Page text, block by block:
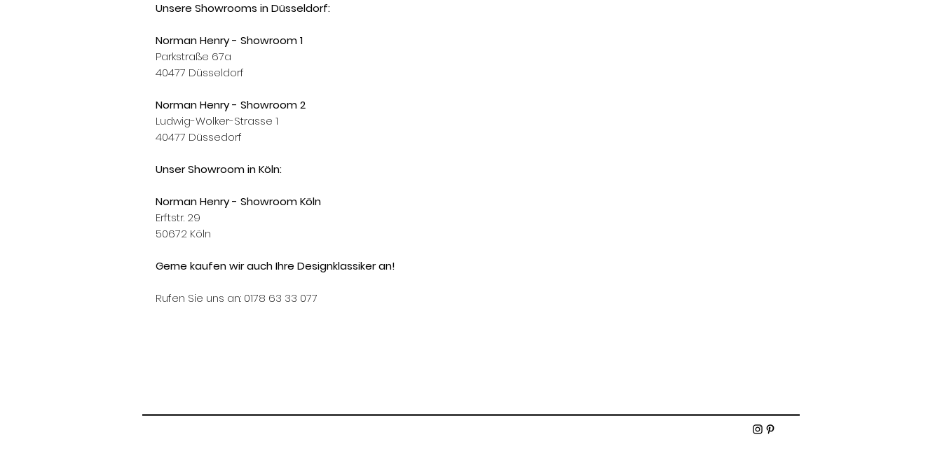
Unsere Showrooms in Düsseldorf:
Norman Henry - Showroom 1
Parkstraße 67a
40477 Düsseldorf
Norman Henry - Showroom 2
Ludwig-Wolker-Strasse 1
40477 Düssedorf
Unser Showroom in Köln:
Norman Henry - Showroom Köln
Erftstr. 29
50672 Köln
Gerne kaufen wir auch Ihre Designklassiker an!
Rufen Sie uns an: 0178 63 33 077